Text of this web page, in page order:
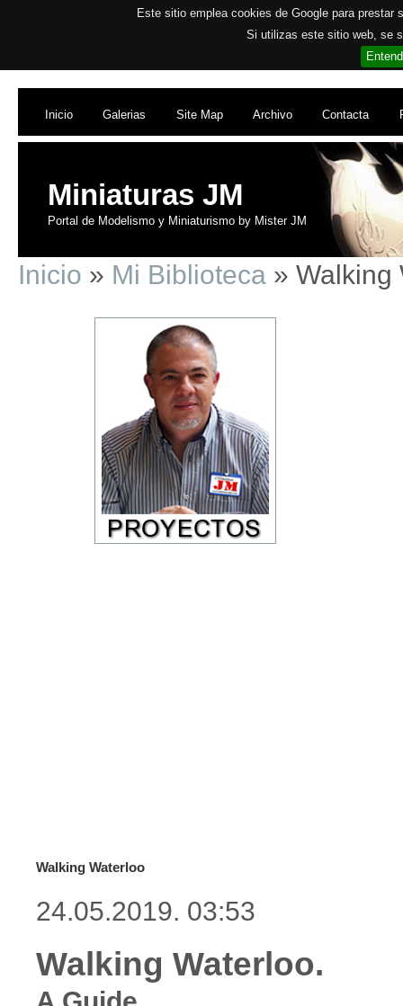
Este sitio emplea cookies de Google para
Si utilizas este sitio web, se
Inicio Galerias Site Map Archivo Contacta
Miniaturas JM
Portal de Modelismo y Miniaturismo by Mister JM
Inicio » Mi Biblioteca » Walking
Walking Waterloo
24.05.2019. 03:53
Walking Waterloo.